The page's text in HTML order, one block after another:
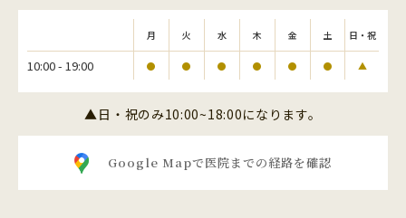
月 火 水 木 金 土 日・祝
10:00 - 19:00 ● ● ● ● ● ● ▲
▲日・祝のみ10:00~18:00になります。
Google Mapで医院までの経路を確認